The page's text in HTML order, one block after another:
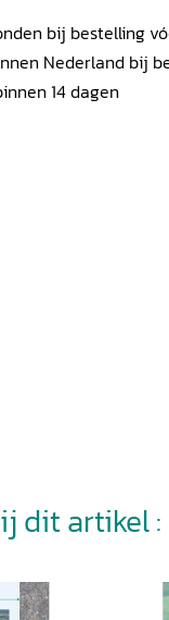
bij bestelling
Nederland bij
14 dagen
dit artikel :